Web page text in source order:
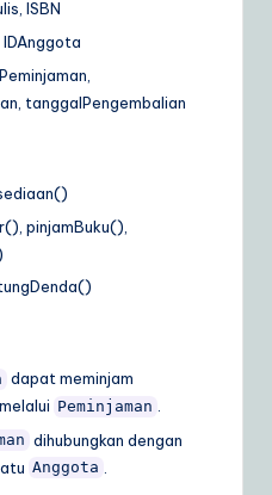
ISBN
IDAnggota
tanggalPengembalian
pinjamBuku(),
dapat meminjam
melalui Peminjaman .
dihubungkan dengan
Anggota